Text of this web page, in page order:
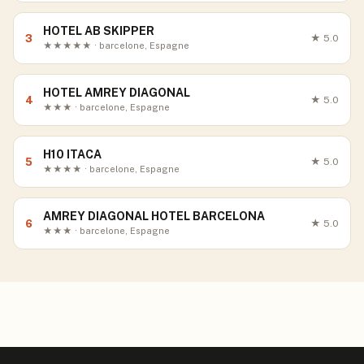
3
HOTEL AB SKIPPER
★★★★★ · barcelone, Espagne
★ 5.0
4
HOTEL AMREY DIAGONAL
★★★ · barcelone, Espagne
★ 5.0
5
H10 ITACA
★★★★ · barcelone, Espagne
★ 5.0
6
AMREY DIAGONAL HOTEL BARCELONA
★★★ · barcelone, Espagne
★ 5.0